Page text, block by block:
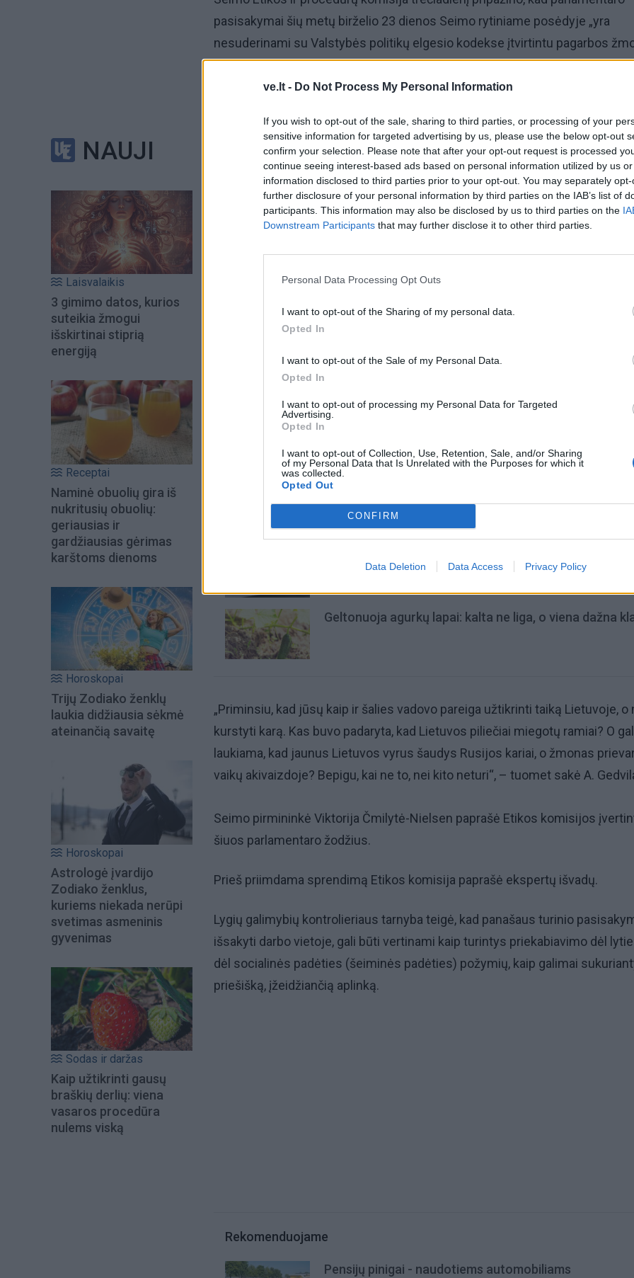
ve.lt - Do Not Process My Personal Information
If you wish to opt-out of the sale, sharing to third parties, or processing of your
sensitive information for targeted advertising by us, please use the below opt-out
confirm your selection. Please note that after your opt-out request is processed
continue seeing interest-based ads based on personal information utilized by us
information disclosed to third parties prior to your opt-out. You may separately
further disclosure of your personal information by third parties on the IAB’s list of
participants. This information may also be disclosed by us to third parties on the
Downstream Participants that may further disclose it to other third parties.
Personal Data Processing Opt Outs
I want to opt-out of the Sharing of my personal data.
Opted In
I want to opt-out of the Sale of my Personal Data.
Opted In
I want to opt-out of processing my Personal Data for Targeted
Advertising.
Opted In
I want to opt-out of Collection, Use, Retention, Sale, and/or Sharing
of my Personal Data that Is Unrelated with the Purposes for which it
was collected.
Opted Out
CONFIRM
Data Deletion Data Access Privacy Policy
NAUJI
Laisvalaikis
3 gimimo datos, kurios
suteikia žmogui
išskirtinai stiprią
energiją
Receptai
Naminė obuolių gira iš
nukritusių obuolių:
geriausias ir
gardžiausias gėrimas
karštoms dienoms
Horoskopai
Trijų Zodiako ženklų
laukia didžiausia sėkmė
ateinančią savaitę
Horoskopai
Astrologė įvardijo
Zodiako ženklus,
kuriems niekada nerūpi
svetimas asmeninis
gyvenimas
Sodas ir daržas
Kaip užtikrinti gausų
braškių derlių: viena
vasaros procedūra
nulems viską
pasisakymai šių metų birželio 23 dienos Seimo rytiniame posėdyje „yra
nesuderinami su Valstybės politikų elgesio kodekse įtvirtintu pagarbos
valstybei principu“.
ateityje vengti tokių pasisakymų.
Už tokią išvadą balsavo septyni komisijos nariai, trys susilaikė, „darbietis“
Viktoras Fiodorovas nebalsavo.
Opozicinės Darbo partijos frakcijos atstovas A. Gedvilas birželio 23-iąją per
Šiuo metu skaitomiausi
Geltonuoja agurkų lapai: kalta ne liga, o viena dažna
„Priminsiu, kad jūsų kaip ir šalies vadovo pareiga užtikrinti taiką Lietuvoje, o
kurstyti karą. Kas buvo padaryta, kad Lietuvos piliečiai miegotų ramiai? O
laukiama, kad jaunus Lietuvos vyrus šaudys Rusijos kariai, o žmonas
vaikų akivaizdoje? Bepigu, kai ne to, nei kito neturi“, – tuomet sakė A.
Seimo pirmininkė Viktorija Čmilytė-Nielsen paprašė Etikos komisijos
šiuos parlamentaro žodžius.
Prieš priimdama sprendimą Etikos komisija paprašė ekspertų išvadų.
Lygių galimybių kontrolieriaus tarnyba teigė, kad panašaus turinio
išsakyti darbo vietoje, gali būti vertinami kaip turintys priekabiavimo dėl
dėl socialinės padėties (šeiminės padėties) požymių, kaip galimai
priešišką, įžeidžiančią aplinką.
Rekomenduojame
Pensijų pinigai - naudotiems automobiliams